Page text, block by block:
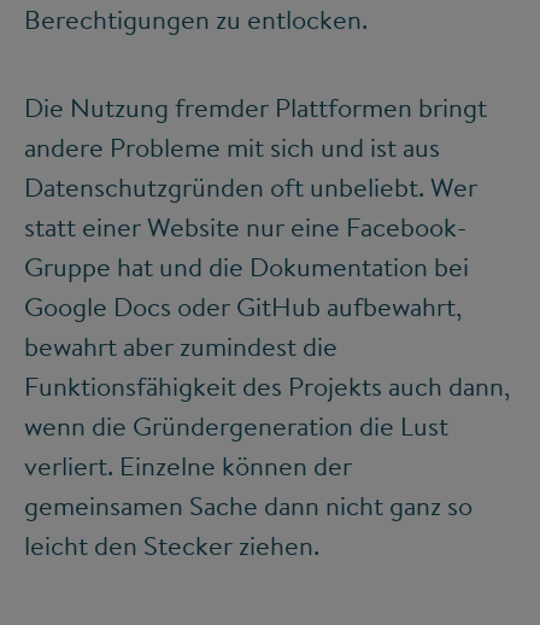
Berechtigungen zu entlocken.
Die Nutzung fremder Plattformen bringt
andere Probleme mit sich und ist aus
Datenschutzgründen oft unbeliebt. Wer
statt einer Website nur eine Facebook-
Gruppe hat und die Dokumentation bei
Google Docs oder GitHub aufbewahrt,
bewahrt aber zumindest die
Funktionsfähigkeit des Projekts auch dann,
wenn die Gründergeneration die Lust
verliert. Einzelne können der
gemeinsamen Sache dann nicht ganz so
leicht den Stecker ziehen.